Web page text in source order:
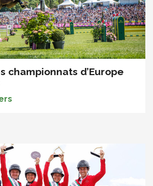
championnats d’Europe